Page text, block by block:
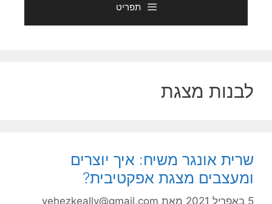
תפריט
לבנות מצגת
שרית אונגר משיח: איך יוצרים
ומעצבים מצגת אפקטיבית?
5 באפריל 2021 מאת yehezkeally@gmail.com